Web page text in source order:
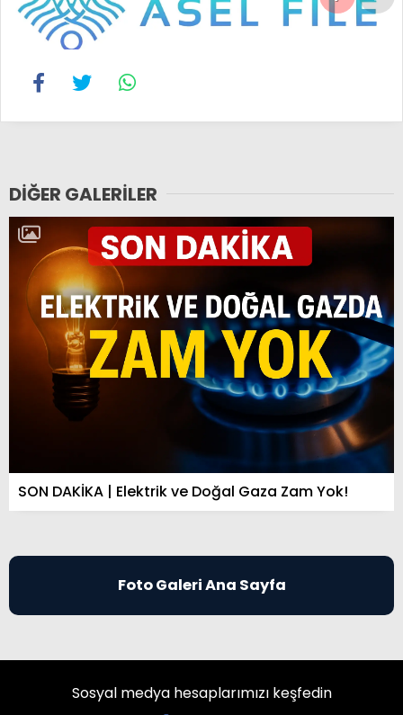
DIĞER GALERILER
SON DAKİKA | Elektrik ve Doğal Gaza Zam Yok!
Foto Galeri Ana Sayfa
Sosyal medya hesaplarımızı keşfedin